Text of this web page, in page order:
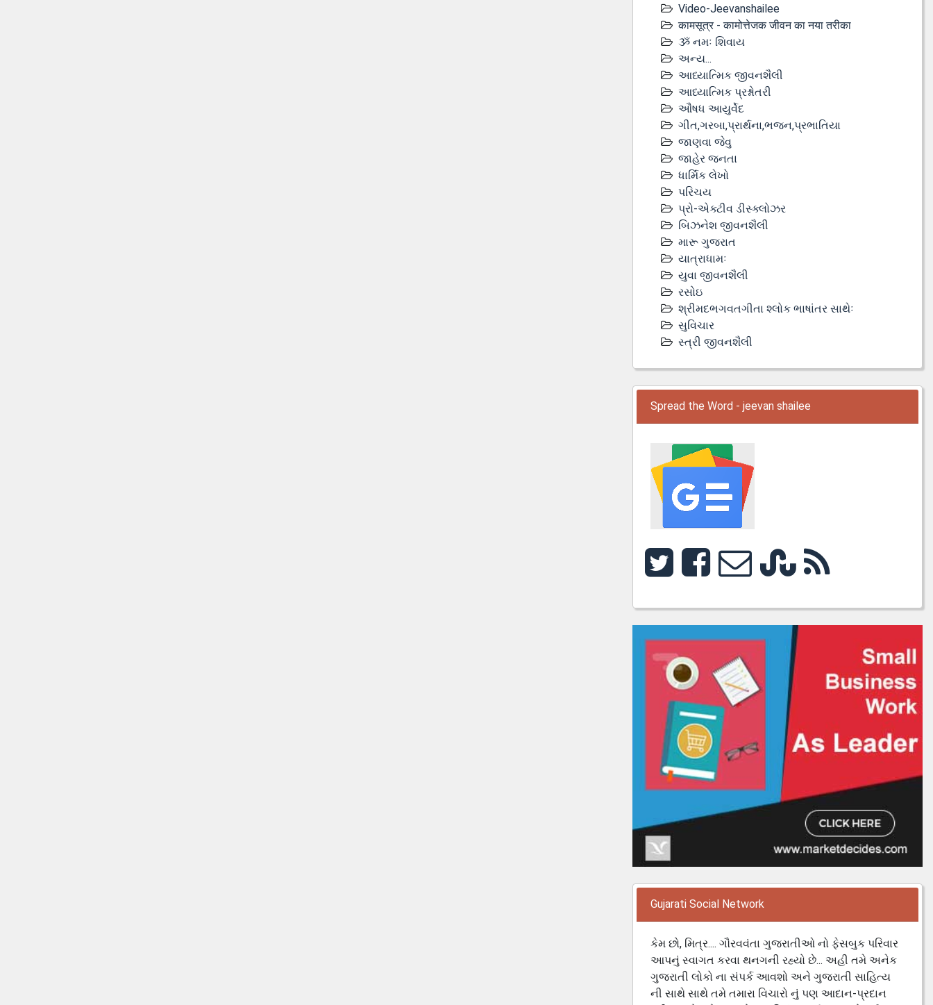
Video-Jeevanshailee
कामसूत्र - कामोत्तेजक जीवन का नया तरीका
ૐ નમઃ શિવાય
અન્ય...
આધ્યાત્મિક જીવનશૈલી
આધ્યાત્મિક પ્રશ્નોતરી
ઔષધ આયુર્વેદ
ગીત,ગરબા,પ્રાર્થના,ભજન,પ્રભાતિયા
જાણવા જેવુ
જાહેર જનતા
ધાર્મિક લેખો
પરિચય
પ્રો-એક્ટીવ ડીસ્‍ક્લોઝર
બિઝનેશ જીવનશૈલી
મારૂ ગુજરાત
યાત્રાધામઃ
યુવા જીવનશૈલી
રસોઇ
શ્રીમદભગવતગીતા શ્લોક ભાષાંતર સાથેઃ
સુવિચાર
સ્ત્રી જીવનશૈલી
Spread the Word - jeevan shailee
Gujarati Social Network
કેમ છો, મિત્ર.... ગૌરવવંતા ગુજરાતીઓ નો ફેસબુક પરિવાર
આપનું સ્વાગત કરવા થનગની રહ્યો છે... અહી તમે અનેક
ગુજરાતી લોકો ના સંપર્ક આવશો અને ગુજરાતી સાહિત્ય
ની સાથે સાથે તમે તમારા વિચારો નું પણ આદાન-પ્રદાન